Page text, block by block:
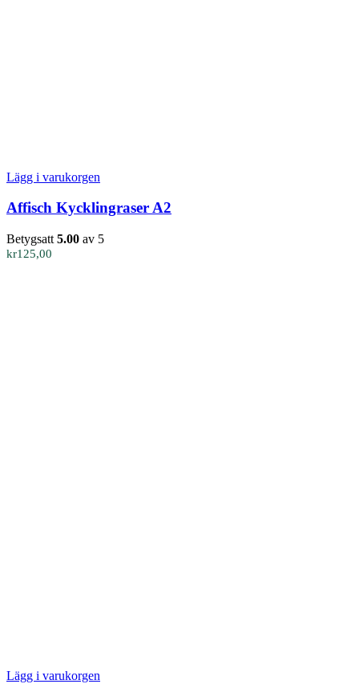
Lägg i varukorgen
Affisch Kycklingraser A2
Betygsatt 5.00 av 5
kr125,00
Lägg i varukorgen